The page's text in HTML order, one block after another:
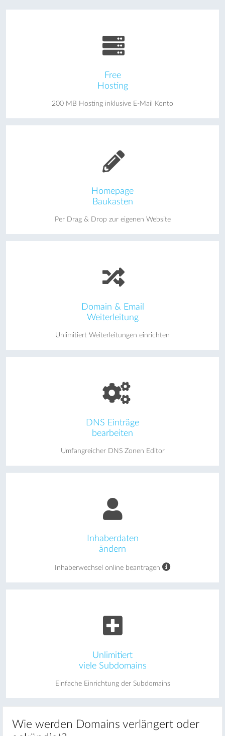
Free
Hosting
200 MB Hosting inklusive E-Mail Konto
Homepage
Baukasten
Per Drag & Drop zur eigenen Website
Domain & Email
Weiterleitung
Unlimitiert Weiterleitungen einrichten
DNS Einträge
bearbeiten
Umfangreicher DNS Zonen Editor
Inhaberdaten
ändern
Inhaberwechsel online beantragen
Unlimitiert
viele Subdomains
Einfache Einrichtung der Subdomains
Wie werden Domains verlängert oder